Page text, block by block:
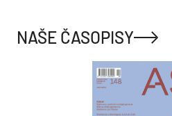
NAŠE ČASOPISY